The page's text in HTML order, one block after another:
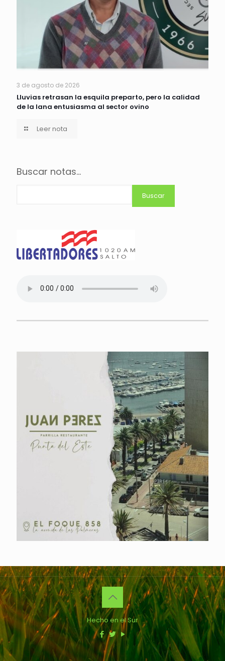
3 de agosto de 2026
Lluvias retrasan la esquila preparto, pero la calidad
de la lana entusiasma al sector ovino
Leer nota
Buscar notas...
Buscar
Hecho en el Sur